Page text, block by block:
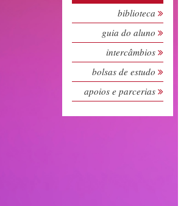
biblioteca
guia do aluno
intercâmbios
bolsas de estudo
apoios e parcerias